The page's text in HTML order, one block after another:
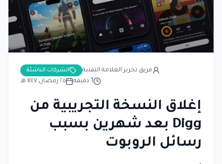
الشركات الناشئة
فريق تحرير العلامة التقنية
٢٥ رمضان ١٤٤٧ هـ
1 دقيقة
إغلاق النسخة التجريبية من
Digg بعد شهرين بسبب
رسائل الروبوت